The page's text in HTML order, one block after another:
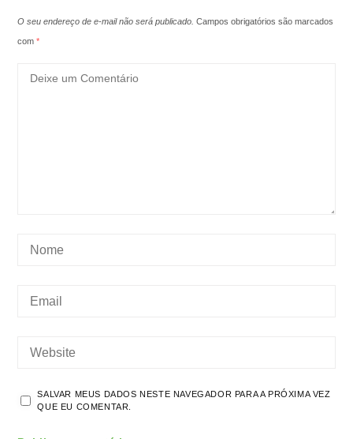
O seu endereço de e-mail não será publicado. Campos obrigatórios são marcados
com*
SALVAR MEUS DADOS NESTE NAVEGADOR PARA A PRÓXIMA VEZ
QUE EU COMENTAR.